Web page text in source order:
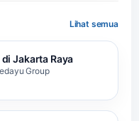
Lihat semua
Jakarta Raya
Group